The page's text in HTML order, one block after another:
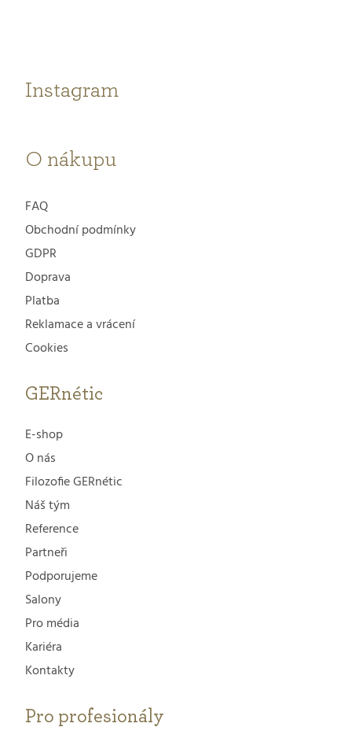
Instagram
O nákupu
FAQ
Obchodní podmínky
GDPR
Doprava
Platba
Reklamace a vrácení
Cookies
GERnétic
E-shop
O nás
Filozofie GERnétic
Náš tým
Reference
Partneři
Podporujeme
Salony
Pro média
Kariéra
Kontakty
Pro profesionály